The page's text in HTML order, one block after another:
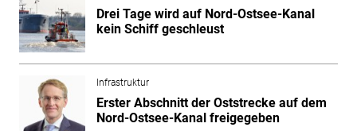
Drei Tage wird auf Nord-Ostsee-Kanal
kein Schiff geschleust
Infrastruktur
Erster Abschnitt der Oststrecke auf dem
Nord-Ostsee-Kanal freigegeben